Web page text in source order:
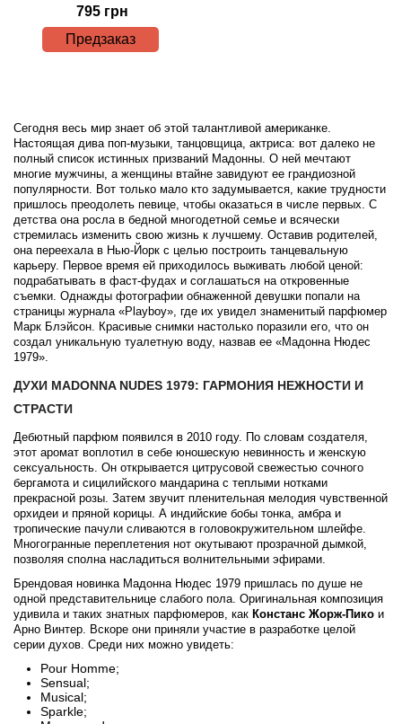
795 грн
Предзаказ
Сегодня весь мир знает об этой талантливой американке.
Настоящая дива поп-музыки, танцовщица, актриса: вот далеко не
полный список истинных призваний Мадонны. О ней мечтают
многие мужчины, а женщины втайне завидуют ее грандиозной
популярности. Вот только мало кто задумывается, какие трудности
пришлось преодолеть певице, чтобы оказаться в числе первых. С
детства она росла в бедной многодетной семье и всячески
стремилась изменить свою жизнь к лучшему. Оставив родителей,
она переехала в Нью-Йорк с целью построить танцевальную
карьеру. Первое время ей приходилось выживать любой ценой:
подрабатывать в фаст-фудах и соглашаться на откровенные
съемки. Однажды фотографии обнаженной девушки попали на
страницы журнала «Playboy», где их увидел знаменитый парфюмер
Марк Блэйсон. Красивые снимки настолько поразили его, что он
создал уникальную туалетную воду, назвав ее «Мадонна Нюдес
1979».
ДУХИ MADONNA NUDES 1979: ГАРМОНИЯ НЕЖНОСТИ И
СТРАСТИ
Дебютный парфюм появился в 2010 году. По словам создателя,
этот аромат воплотил в себе юношескую невинность и женскую
сексуальность. Он открывается цитрусовой свежестью сочного
бергамота и сицилийского мандарина с теплыми нотками
прекрасной розы. Затем звучит пленительная мелодия чувственной
орхидеи и пряной корицы. А индийские бобы тонка, амбра и
тропические пачули сливаются в головокружительном шлейфе.
Многогранные переплетения нот окутывают прозрачной дымкой,
позволяя сполна насладиться волнительными эфирами.
Брендовая новинка Мадонна Нюдес 1979 пришлась по душе не
одной представительнице слабого пола. Оригинальная композиция
удивила и таких знатных парфюмеров, как Констанс Жорж-Пико и
Арно Винтер. Вскоре они приняли участие в разработке целой
серии духов. Среди них можно увидеть:
Pour Homme;
Sensual;
Musical;
Sparkle;